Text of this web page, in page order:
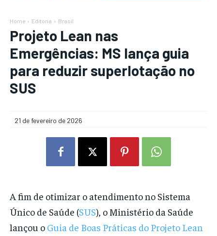
Home Editoria Brasil
Projeto Lean nas
Emergências: MS lança guia
para reduzir superlotação no
SUS
21 de fevereiro de 2026
A fim de otimizar o atendimento no Sistema
Único de Saúde (SUS), o Ministério da Saúde
lançou o Guia de Boas Práticas do Projeto Lean